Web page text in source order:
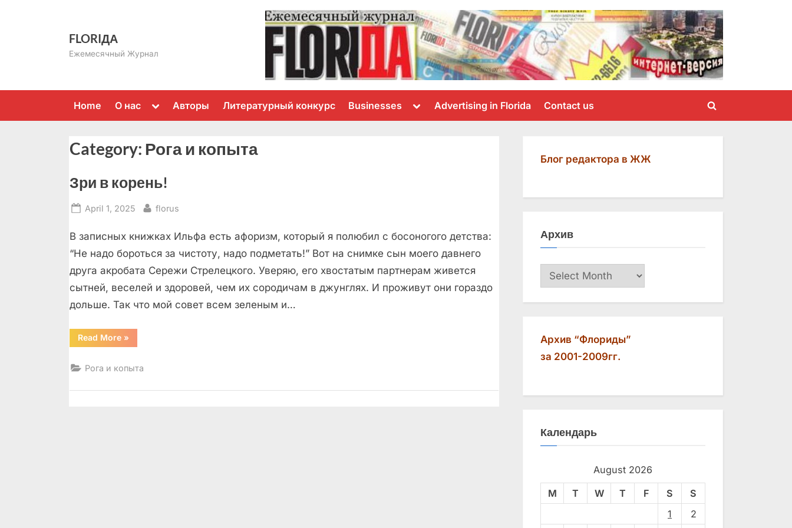
FLORIДА
Ежемесячный Журнал
Home О нас
Toggle
menu
Авторы Литературный конкурс Businesses
Toggle
menu
Advertising in Florida Contact us
Toggle
Category: Рога и копыта
Зри в корень!
Posted
April 1, 2025 By
florus
В записных книжках Ильфа есть афоризм, который я полюбил с босоногого детства:
“Не надо бороться за чистоту, надо подметать!” Вот на снимке сын моего давнего
друга акробата Сережи Стрелецкого. Уверяю, его хвостатым партнерам живется
сытней, веселей и здоровей, чем их сородичам в джунглях. И проживут они гораздо
дольше. Так что мой совет всем зеленым и…
Read More“Зри
в
»
Рога и копыта
Блог редактора в ЖЖ
Архив
Архив
Архив “Флориды”
за 2001-2009гг.
Календарь
August 2026
M T W T F S
S
1
2